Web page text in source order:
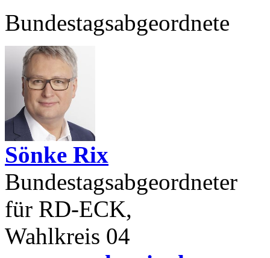
Bundestagsabgeordnete
Sönke Rix
Bundestagsabgeordneter
für RD-ECK,
Wahlkreis 04